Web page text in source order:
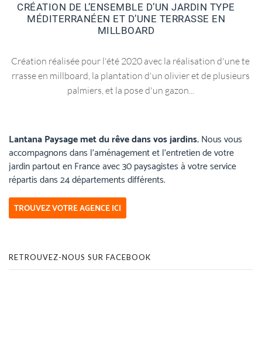
CRÉATION DE L’ENSEMBLE D’UN JARDIN TYPE
MÉDITERRANÉEN ET D’UNE TERRASSE EN
MILLBOARD
Création réalisée pour l'été 2020 avec la réalisation d'une te
rrasse en millboard, la plantation d'un olivier et de plusieurs
palmiers, et la pose d'un gazon...
Lantana Paysage met du rêve dans vos jardins.Nous vous
accompagnons dans l’aménagement et l’entretien de votre
jardin partout en France avec 30 paysagistes à votre service
répartis dans 24 départements différents.
TROUVEZ VOTRE AGENCE ICI
RETROUVEZ-NOUS SUR FACEBOOK